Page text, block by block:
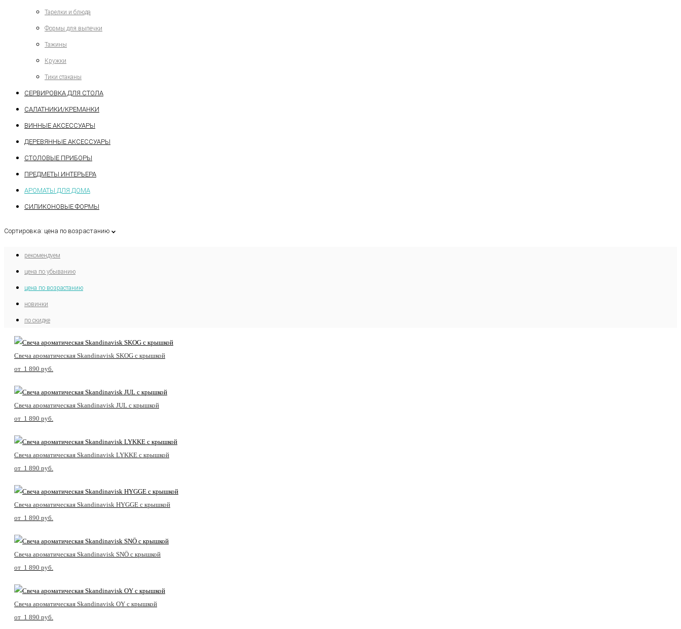
Тарелки и блюда
Формы для выпечки
Тажины
Кружки
Тики стаканы
СЕРВИРОВКА ДЛЯ СТОЛА
САЛАТНИКИ/КРЕМАНКИ
ВИННЫЕ АКСЕССУАРЫ
ДЕРЕВЯННЫЕ АКСЕССУАРЫ
СТОЛОВЫЕ ПРИБОРЫ
ПРЕДМЕТЫ ИНТЕРЬЕРА
АРОМАТЫ ДЛЯ ДОМА
СИЛИКОНОВЫЕ ФОРМЫ
Сортировка: цена по возрастанию
рекомендуем
цена по убыванию
цена по возрастанию
новинки
по скидке
Свеча ароматическая Skandinavisk SKOG с крышкой
от 1 890 pуб.
Свеча ароматическая Skandinavisk JUL с крышкой
от 1 890 pуб.
Свеча ароматическая Skandinavisk LYKKE с крышкой
от 1 890 pуб.
Свеча ароматическая Skandinavisk HYGGE с крышкой
от 1 890 pуб.
Свеча ароматическая Skandinavisk SNÖ с крышкой
от 1 890 pуб.
Свеча ароматическая Skandinavisk OY с крышкой
от 1 890 pуб.